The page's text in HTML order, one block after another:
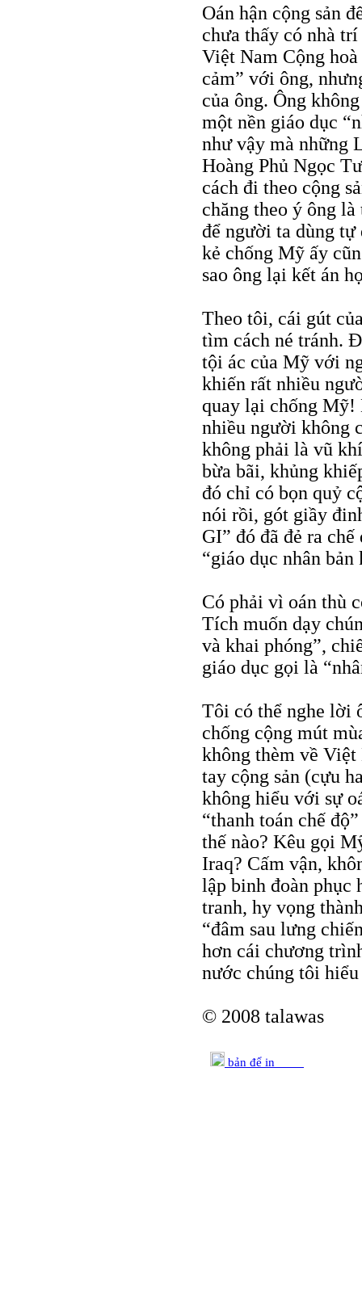
Oán hận cộng sản
chưa thấy có nhà
Việt Nam Cộng
cảm” với ông,
của ông. Ông
một nền giáo dục
như vậy mà những
Hoàng Phủ Ngọc
cách đi theo cộng
chăng theo ý ông
để người ta dùng
kẻ chống Mỹ ấy
sao ông lại kết án
Theo tôi, cái gút
tìm cách né tránh.
tội ác của Mỹ với
khiến rất nhiều
quay lại chống Mỹ!
nhiều người không
không phải là vũ
bừa bãi, khủng
đó chỉ có bọn quỷ
nói rồi, gót giầy
GI” đó đã đẻ ra
“giáo dục nhân bản
Có phải vì oán thù
Tích muốn dạy
và khai phóng”,
giáo dục gọi là
Tôi có thể nghe lời
chống cộng mút
không thèm về
tay cộng sản (cựu
không hiểu với sự
“thanh toán chế
thế nào? Kêu gọi
Iraq? Cấm vận,
lập binh đoàn phục
tranh, hy vọng
“đâm sau lưng
hơn cái chương
nước chúng tôi
© 2008 talawas
bản để in